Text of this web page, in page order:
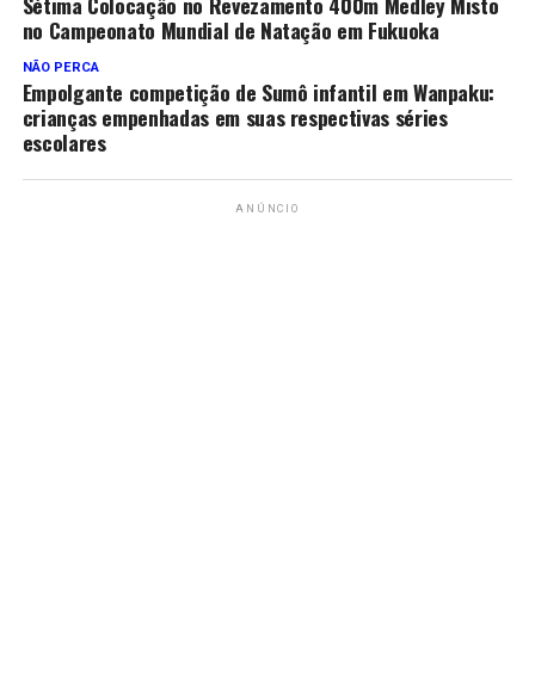
no Campeonato Mundial de Natação em Fukuoka
NÃO PERCA
Empolgante competição de Sumô infantil em Wanpaku:
crianças empenhadas em suas respectivas séries
escolares
ANÚNCIO